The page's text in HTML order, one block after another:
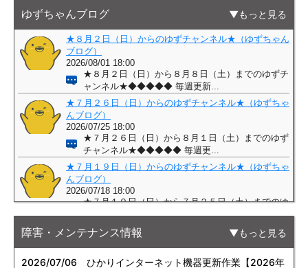
ゆずちゃんブログ もっと見る
障害・メンテナンス情報 もっと見る
2026/07/06 ひかりインターネット機器更新作業【2026年